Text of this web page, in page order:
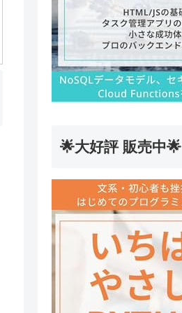
🌟大好評 販売中🌟